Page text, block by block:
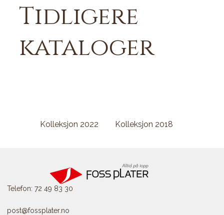
Tidligere
kataloger
Kolleksjon 2022 Kolleksjon 2018
Telefon: 72 49 83 30
post@fossplater.no